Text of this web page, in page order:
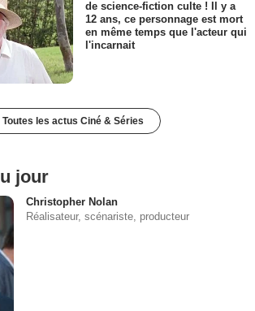
de science-fiction culte ! Il y a
12 ans, ce personnage est mort
en même temps que l'acteur qui
l'incarnait
Toutes les actus Ciné & Séries
jour
Christopher Nolan
Réalisateur, scénariste, producteur